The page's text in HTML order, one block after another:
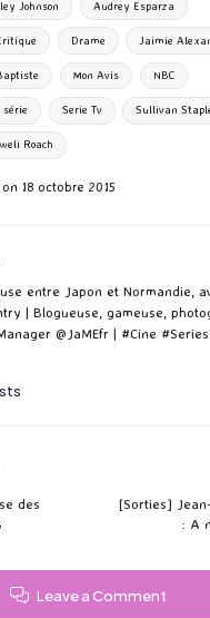
r
Johnson Audrey Esparza
Drame Jaimie
Mon Avis NBC
série Serie Tv Sullivan
Roach
18 octobre 2015
entre Japon et Normandie,
| Blogueuse, gameuse,
@JaMEfr | #Cine
des
[Sorties]
: A
Leave a Comment